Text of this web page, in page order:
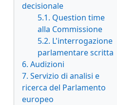
decisionale
5.1. Question time
alla Commissione
5.2. L'interrogazione
parlamentare scritta
6. Audizioni
7. Servizio di analisi e
ricerca del Parlamento
europeo